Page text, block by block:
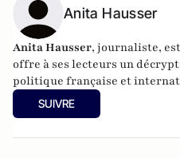
Anita Hausser
Anita Hausser, journaliste,
offre à ses lecteurs un
politique française et
publiéSarkozy, itinéraire
l'Archipel, 2003). Elle a
SUIVRE